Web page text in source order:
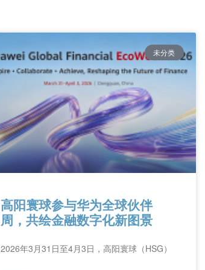
未分类
高阳寰球参与华为全球伙伴
周，共绘金融数字化新图景
2026年3月31日至4月3日，高阳寰球（HSG）